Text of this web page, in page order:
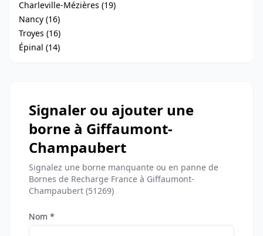
Charleville-Mézières (19)
Nancy (16)
Troyes (16)
Épinal (14)
Signaler ou ajouter une
borne à Giffaumont-
Champaubert
Signalez une borne manquante ou en panne de
Bornes de Recharge France à Giffaumont-
Champaubert (51269)
Nom *